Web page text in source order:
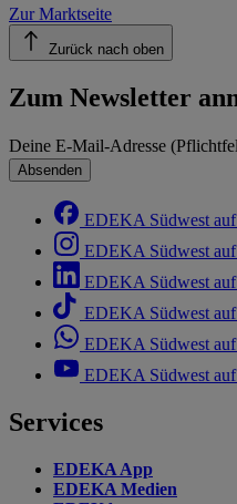
Zur Marktseite
Zurück nach oben
Zum Newsletter
Deine E-Mail-Adresse
Absenden
EDEKA Südwest
EDEKA Südwest
EDEKA Südwest
EDEKA Südwest
EDEKA Südwest
EDEKA Südwest
Services
EDEKA App
EDEKA Medien